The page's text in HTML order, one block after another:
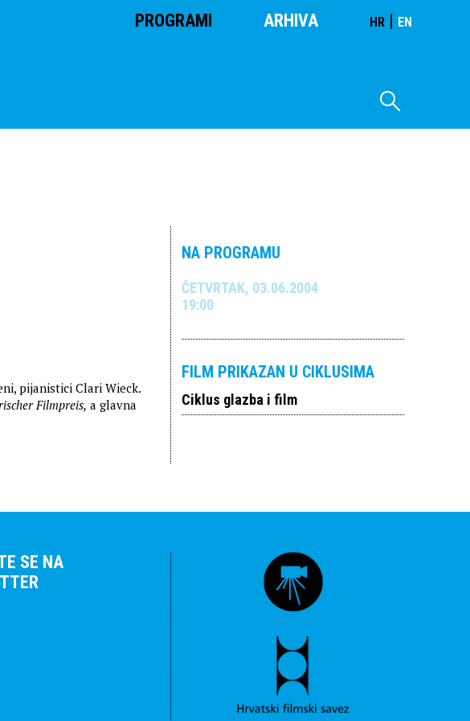
PROGRAMI ARHIVA HR | EN
pijanistici Clari Wieck.
Filmpreis, a glavna
NA PROGRAMU
ČETVRTAK, 03.06.2004
19:00
FILM PRIKAZAN U CIKLUSIMA
Ciklus glazba i film
SE NA